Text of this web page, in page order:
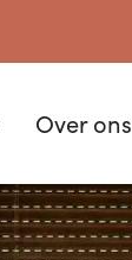
Over ons